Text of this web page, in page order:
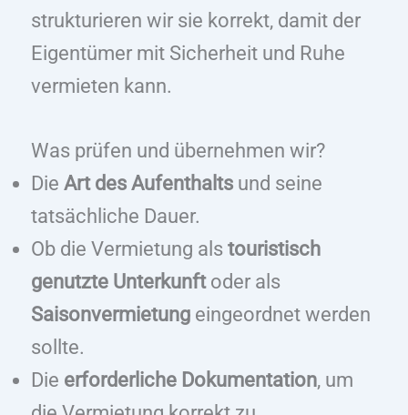
strukturieren wir sie korrekt, damit der
Eigentümer mit Sicherheit und Ruhe
vermieten kann.
Was prüfen und übernehmen wir?
Die Art des Aufenthaltsund seine
tatsächliche Dauer.
Ob die Vermietung als touristisch
genutzte Unterkunftoder als
Saisonvermietungeingeordnet werden
sollte.
Die erforderliche Dokumentation, um